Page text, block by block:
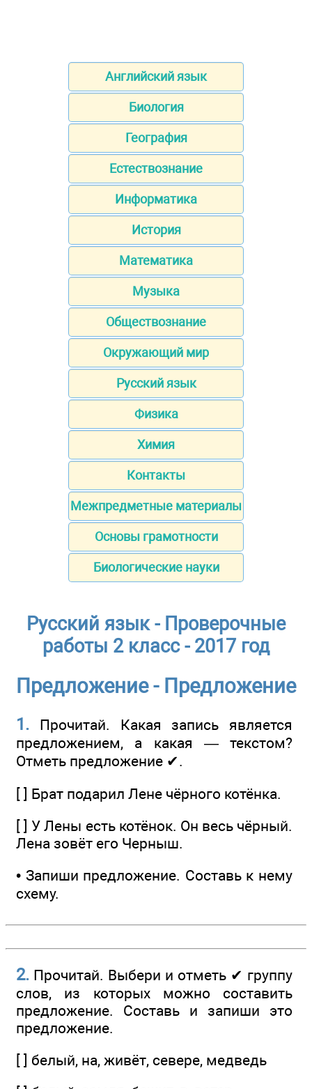
Английский язык
Биология
География
Естествознание
Информатика
История
Математика
Музыка
Обществознание
Окружающий мир
Русский язык
Физика
Химия
Контакты
Межпредметные материалы
Основы грамотности
Биологические науки
Русский язык - Проверочные
работы 2 класс - 2017 год
Предложение - Предложение
1. Прочитай. Какая запись является
предложением, а какая — текстом?
Отметь предложение ✔.
[ ] Брат подарил Лене чёрного котёнка.
[ ] У Лены есть котёнок. Он весь чёрный.
Лена зовёт его Черныш.
• Запиши предложение. Составь к нему
схему.
2. Прочитай. Выбери и отметь ✔ группу
слов, из которых можно составить
предложение. Составь и запиши это
предложение.
[ ] белый, на, живёт, севере, медведь